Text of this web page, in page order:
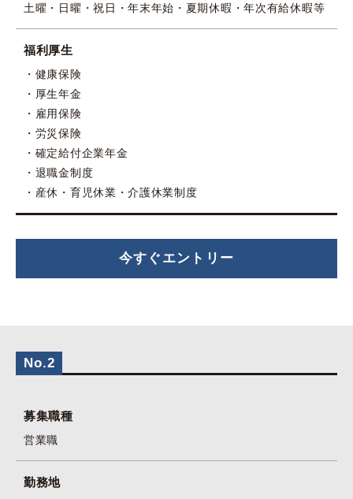
土曜・日曜・祝日・年末年始・夏期休暇・年次有給休暇等
福利厚生
健康保険
厚生年金
雇用保険
労災保険
確定給付企業年金
退職金制度
産休・育児休業・介護休業制度
今すぐエントリー
No.2
募集職種
営業職
勤務地